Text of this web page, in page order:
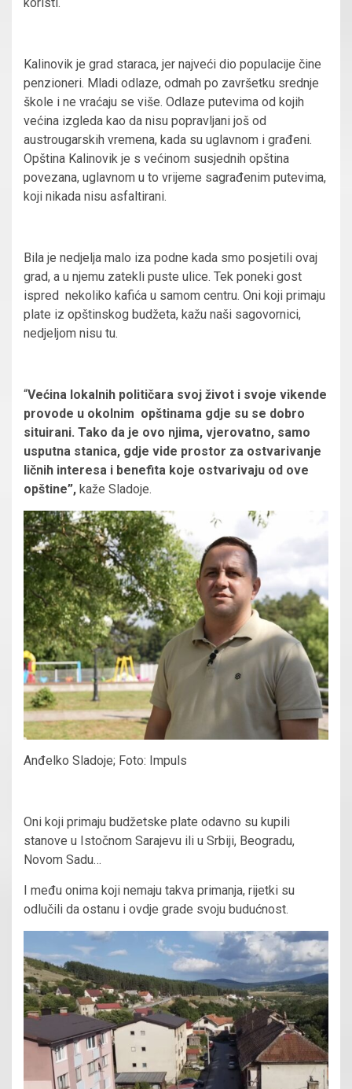
Kalinovik je grad staraca, jer najveći dio populacije čine
penzioneri. Mladi odlaze, odmah po završetku srednje
škole i ne vraćaju se više. Odlaze putevima od kojih
većina izgleda kao da nisu popravljani još od
austrougarskih vremena, kada su uglavnom i građeni.
Opština Kalinovik je s većinom susjednih opština
povezana, uglavnom u to vrijeme sagrađenim putevima,
koji nikada nisu asfaltirani.
Bila je nedjelja malo iza podne kada smo posjetili ovaj
grad, a u njemu zatekli puste ulice. Tek poneki gost
ispred nekoliko kafića u samom centru. Oni koji primaju
plate iz opštinskog budžeta, kažu naši sagovornici,
nedjeljom nisu tu.
“Većina lokalnih političara svoj život i svoje vikende
provode u okolnim opštinama gdje su se dobro
situirani. Tako da je ovo njima, vjerovatno, samo
usputna stanica, gdje vide prostor za ostvarivanje
ličnih interesa i benefita koje ostvarivaju od ove
opštine”, kaže Sladoje.
Anđelko Sladoje; Foto: Impuls
Oni koji primaju budžetske plate odavno su kupili
stanove u Istočnom Sarajevu ili u Srbiji, Beogradu,
Novom Sadu…
I među onima koji nemaju takva primanja, rijetki su
odlučili da ostanu i ovdje grade svoju budućnost.